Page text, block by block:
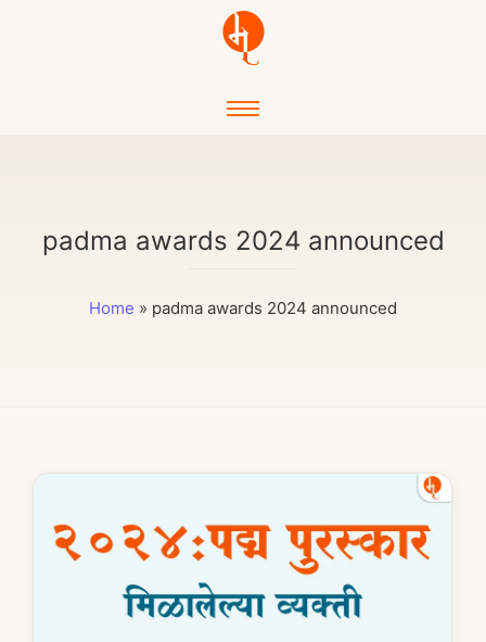
padma awards 2024 announced
Home » padma awards 2024 announced